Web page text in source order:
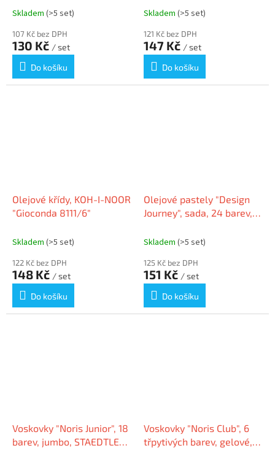
Skladem (>5 set)
107 Kč bez DPH
130 Kč / set
Do košíku
Skladem (>5 set)
121 Kč bez DPH
147 Kč / set
Do košíku
Olejové křídy, KOH-I-NOOR
"Gioconda 8111/6"
Skladem (>5 set)
122 Kč bez DPH
148 Kč / set
Do košíku
Olejové pastely "Design
Journey", sada, 24 barev,
Skladem (>5 set)
125 Kč bez DPH
151 Kč / set
Do košíku
Voskovky "Noris Junior", 18
barev, jumbo, STAEDTLER
Voskovky "Noris Club", 6
třpytivých barev, gelové,